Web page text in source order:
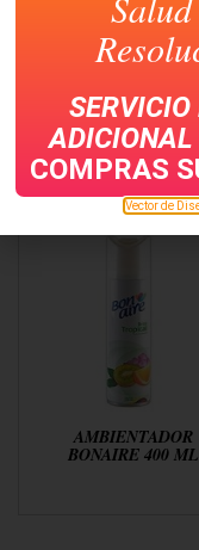
ALCOHOL
3800CC
AMBIENTADOR
BONAIRE 400 ML
SERVICIO
COMPRAS
Vector de